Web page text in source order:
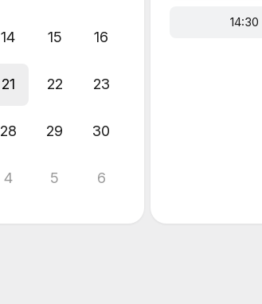
14 15 16
21 22 23
28 29 30
4 5 6
14:30